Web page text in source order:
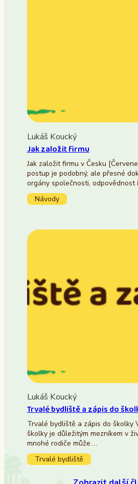
Lukáš Koucký
Jak založit firmu
Jak založit firmu v Česku
postup je podobný, ale přesné
orgány společnosti,
Návody
Lukáš Koucký
Trvalé bydliště a zápis do
Trvalé bydliště a zápis do školky
školky je důležitým mezníkem v
mnohé rodiče může…
Trvalé bydliště